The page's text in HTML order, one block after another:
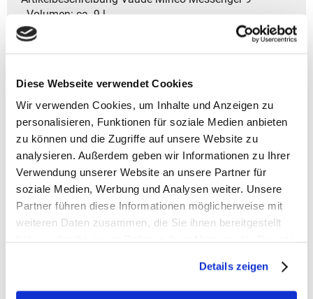
Diese Webseite verwendet Cookies
Wir verwenden Cookies, um Inhalte und Anzeigen zu
personalisieren, Funktionen für soziale Medien anbieten
zu können und die Zugriffe auf unsere Website zu
analysieren. Außerdem geben wir Informationen zu Ihrer
Verwendung unserer Website an unsere Partner für
soziale Medien, Werbung und Analysen weiter. Unsere
Partner führen diese Informationen möglicherweise mit
weiteren Daten zusammen, die Sie ihnen bereitgestellt
Details zeigen
- Volumen: ca. 9 l
- Gewicht: ca. 400 g
- Größe: 24x30x10 cm (HxBxT)
geschützten Inhalt.
- Fach für A4-Dokumente sorgt für ordentliche Ablage.
- Stiftehalter hält Schreibgeräte stets griffbereit.
- Zwei praktische Einsteckfächer für Kleinigkeiten.
- Rückseitiges Reißverschlussfach für extra Stauraum.
- Trolley-Aufsteckfunktion für einfaches Reisen.
- Reflektierende Akzente verbessern die Sichtbarkeit bei
schlechten Lichtverhältnissen.
- Das Design ist für Unisex geeignet.
- Material: 1.Hauptstoff - Außenseite: 100% rec. PES;